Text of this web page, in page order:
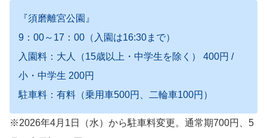
『須磨離宮公園』
9：00～17：00（入園は16:30まで）
入園料：大人（15歳以上・中学生を除く） 400円 /
小・中学生 200円
駐車料：有料（乗用車500円、二輪車100円）
※2026年4月1日（水）から駐車料変更。通常期700円、5